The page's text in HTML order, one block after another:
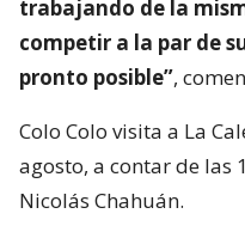
trabajando de la
competir a la par de
pronto posible”,
Colo Colo visita a La
agosto, a contar de las
Nicolás Chahuán.